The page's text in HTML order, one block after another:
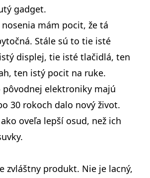
gadget.
mám pocit, že tá
Stále sú to tie isté
displej, tie isté tlačidlá, ten
ten istý pocit na ruke.
pôvodnej elektroniky majú
30 rokoch dalo nový život.
oveľa lepší osud, než ich
zvláštny produkt. Nie je lacný,